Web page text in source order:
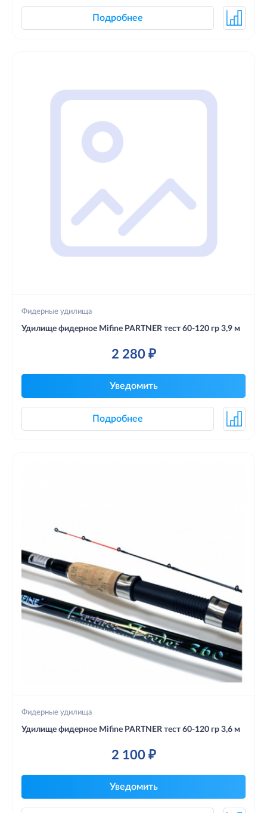
Подробнее
Фидерные удилища
Удилище фидерное Mifine PARTNER тест 60-120 гр 3,9 м
2 280 ₽
Уведомить
Подробнее
Фидерные удилища
Удилище фидерное Mifine PARTNER тест 60-120 гр 3,6 м
2 100 ₽
Уведомить